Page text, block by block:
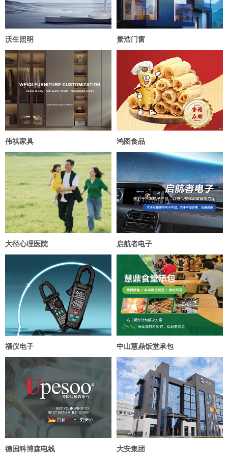
沃生照明 景浩门窗
伟祺家具 鸿图食品
大径心理医院 启航者电子
福仪电子 中山慧鼎饭堂承包
德国科博森电线 大安集团